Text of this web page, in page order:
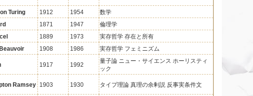
Turing 1912 1954
数学
1871 1947
倫理学
1889 1973
実存哲学 存在と所有
1908 1986 実存哲学 フェミニズム
1917 1992
量子論 ニュー・サイエンス ホーリスティ
ック
Ramsey 1903 1930 タイプ理論 真理の余剰説 反事実条件文